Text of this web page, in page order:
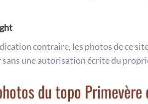
contraire, les photos de ce
une autorisation écrite du
du topo Primevère